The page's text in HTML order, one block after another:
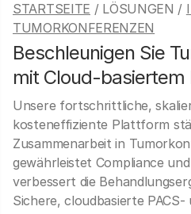
STARTSEITE / LÖSUNGEN /
TUMORKONFERENZEN
Beschleunigen Sie
mit Cloud-basiertem
Unsere fortschrittliche,
kosteneffiziente Plattform
Zusammenarbeit in
gewährleistet Compliance und
verbessert die
Sichere, cloudbasierte PACS-